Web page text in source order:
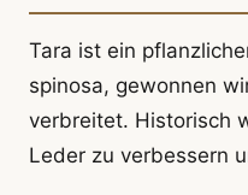
Tara ist ein
spinosa, gewonnen
verbreitet. Historisch
Leder zu verbessern